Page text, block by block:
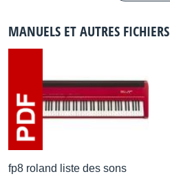
MANUELS ET AUTRES FICHIERS
fp8 roland liste des sons